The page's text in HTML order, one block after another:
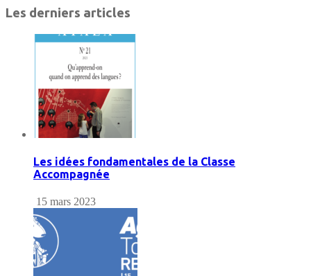
Les derniers articles
Les idées fondamentales de la Classe
Accompagnée
15 mars 2023